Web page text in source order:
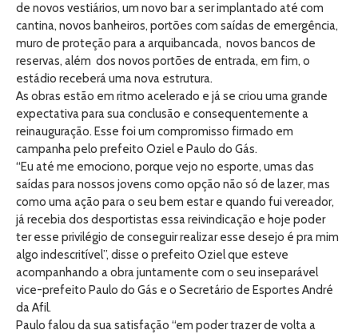
de novos vestiários, um novo bar a ser implantado até com
cantina, novos banheiros, portões com saídas de emergência,
muro de proteção para a arquibancada, novos bancos de
reservas, além dos novos portões de entrada, em fim, o
estádio receberá uma nova estrutura.
As obras estão em ritmo acelerado e já se criou uma grande
expectativa para sua conclusão e consequentemente a
reinauguração. Esse foi um compromisso firmado em
campanha pelo prefeito Oziel e Paulo do Gás.
“Eu até me emociono, porque vejo no esporte, umas das
saídas para nossos jovens como opção não só de lazer, mas
como uma ação para o seu bem estar e quando fui vereador,
já recebia dos desportistas essa reivindicação e hoje poder
ter esse privilégio de conseguir realizar esse desejo é pra mim
algo indescritível”, disse o prefeito Oziel que esteve
acompanhando a obra juntamente com o seu inseparável
vice-prefeito Paulo do Gás e o Secretário de Esportes André
da Afil.
Paulo falou da sua satisfação “em poder trazer de volta a